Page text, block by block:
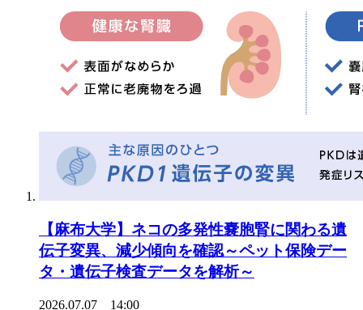
【麻布大学】ネコの多発性嚢胞腎に関わる遺
伝子変異、減少傾向を確認～ペット保険デー
タ・遺伝子検査データを解析～
2026.07.07 14:00